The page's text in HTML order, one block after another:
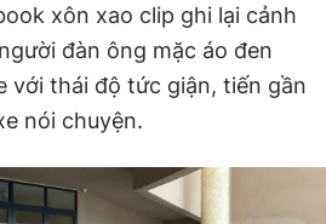
xôn xao clip ghi lại cảnh
đàn ông mặc áo đen
với thái độ tức giận, tiến gần
nói chuyện.